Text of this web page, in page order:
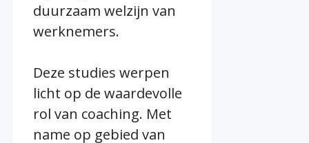
duurzaam welzijn van
werknemers.
Deze studies werpen
licht op de waardevolle
rol van coaching. Met
name op gebied van